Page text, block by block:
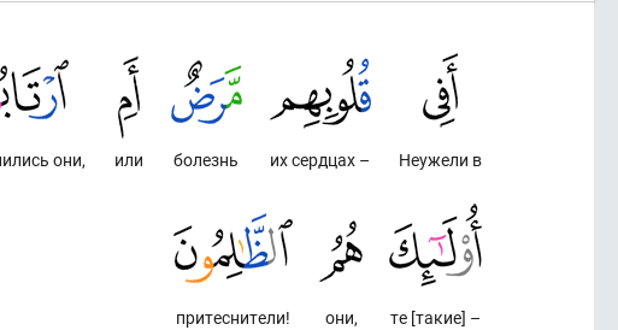
Неужели в
их сердцах –
болезнь
или
они,
те [такие] –
они,
притеснители!